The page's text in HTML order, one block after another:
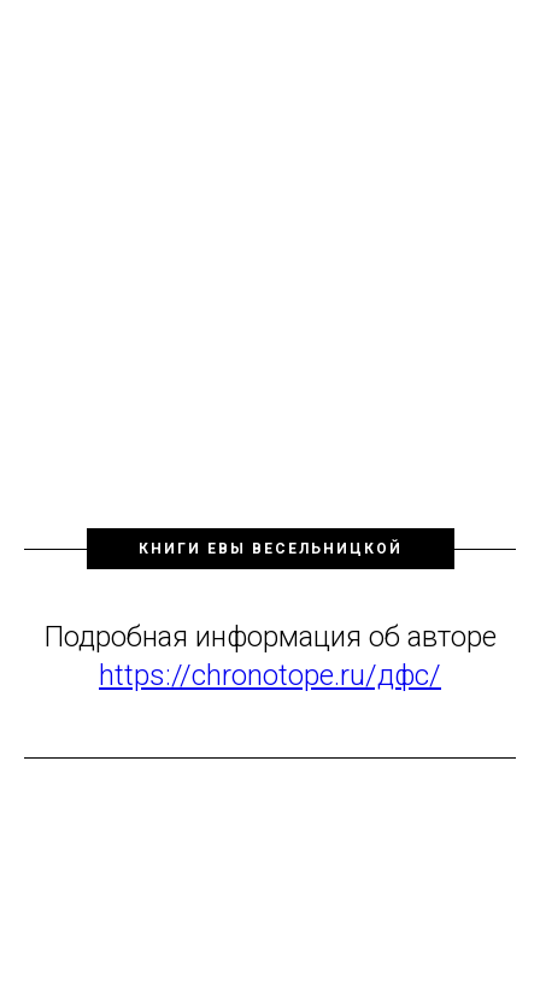
КНИГИ ЕВЫ ВЕСЕЛЬНИЦКОЙ
Подробная информация об авторе
https://chronotope.ru/дфс/